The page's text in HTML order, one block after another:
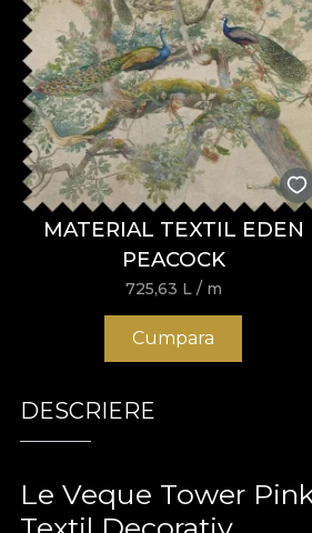
MATERIAL TEXTIL EDEN
PEACOCK
725,63 L / m
Cumpara
DESCRIERE
Le Veque Tower